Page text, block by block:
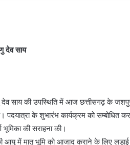
देव साय
देव साय की उपस्थिति में आज छत्तीसगढ़ के
के शुभारंभ कार्यक्रम को सम्बोधित
की सराहना की।
आयु में मातृ भूमि को आजाद कराने के लिए लड़ाई